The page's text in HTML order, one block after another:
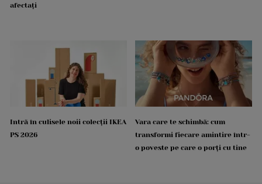
afectați
Intră în culisele noii colecții IKEA
PS 2026
Vara care te schimbă: cum
transformi fiecare amintire într-
o poveste pe care o porți cu tine